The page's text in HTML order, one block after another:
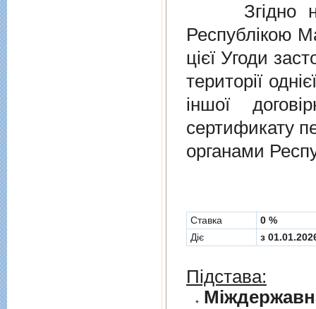
Згідно
Республікою
цієї Угоди
території
іншої
сертификату
органами
Cтавка
0 %
Діє
з
Підстава: